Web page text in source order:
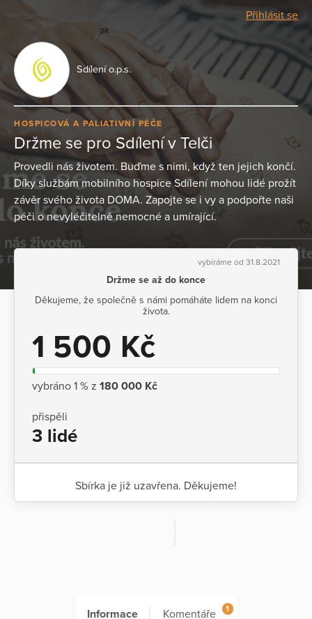
Přihlásit se
Sdílení o.p.s.
HOSPICOVÁ A PALIATIVNÍ PÉČE
Držme se pro Sdílení v Telči
Provedli nás životem. Buďme s nimi, když ten jejich končí.
Díky službám mobilního hospice Sdílení mohou lidé prožít
závěr svého života DOMA. Zapojte se i vy a podpořte naši
péči o nevyléčitelně nemocné a umírající.
vybíráme od 31.8.2021
Držme se až do konce
Děkujeme, že společně s námi pomáháte lidem na konci
života.
1 500 Kč
vybráno 1 % z 180 000 Kč
přispěli
3 lidé
Sbírka je již uzavřena. Děkujeme!
Informace Komentáře 1